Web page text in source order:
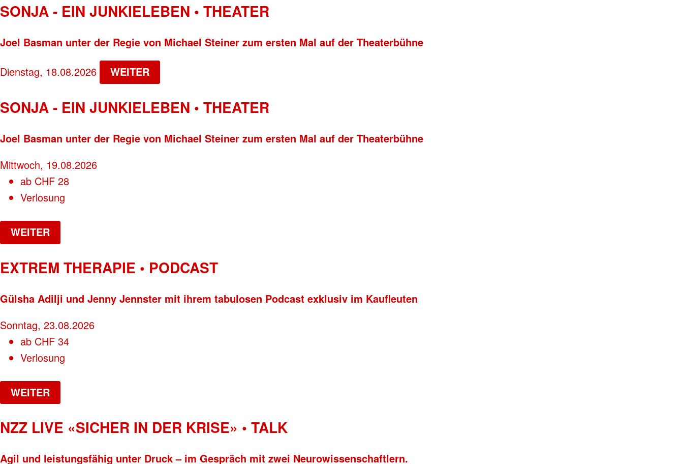
SONJA - EIN JUNKIELEBEN • THEATER
Joel Basman unter der Regie von Michael Steiner zum ersten Mal auf der Theaterbühne
Dienstag, 18.08.2026 WEITER
SONJA - EIN JUNKIELEBEN • THEATER
Joel Basman unter der Regie von Michael Steiner zum ersten Mal auf der Theaterbühne
Mittwoch, 19.08.2026
ab CHF 28
Verlosung
WEITER
EXTREM THERAPIE • PODCAST
Gülsha Adilji und Jenny Jennster mit ihrem tabulosen Podcast exklusiv im Kaufleuten
Sonntag, 23.08.2026
ab CHF 34
Verlosung
WEITER
NZZ LIVE «SICHER IN DER KRISE» • TALK
Agil und leistungsfähig unter Druck – im Gespräch mit zwei Neurowissenschaftlern.